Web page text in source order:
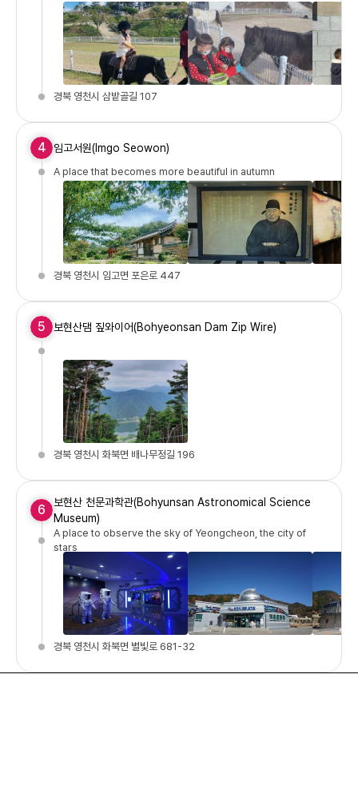
경북 영천시 삼밭골길 107
4 임고서원(Imgo Seowon)
A place that becomes more beautiful in autumn
경북 영천시 임고면 포은로 447
5 보현산댐 짚와이어(Bohyeonsan Dam Zip Wire)
경북 영천시 화북면 배나무정길 196
6
보현산 천문과학관(Bohyunsan Astronomical Science
Museum)
A place to observe the sky of Yeongcheon, the city of
stars
경북 영천시 화북면 별빛로 681-32